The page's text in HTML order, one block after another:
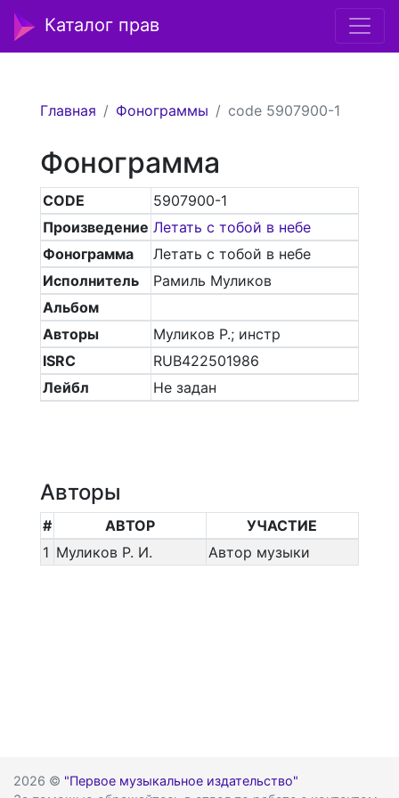
Каталог прав
Главная Фонограммы code 5907900-1
Фонограмма
CODE
5907900-1
Произведение Летать с тобой в небе
Фонограмма
Летать с тобой в небе
Исполнитель
Рамиль Муликов
Альбом
Авторы
Муликов Р.; инстр
ISRC
RUB422501986
Лейбл
Не задан
Авторы
# АВТОР
УЧАСТИЕ
1 Муликов Р. И. Автор музыки
2026 © "Первое музыкальное издательство"